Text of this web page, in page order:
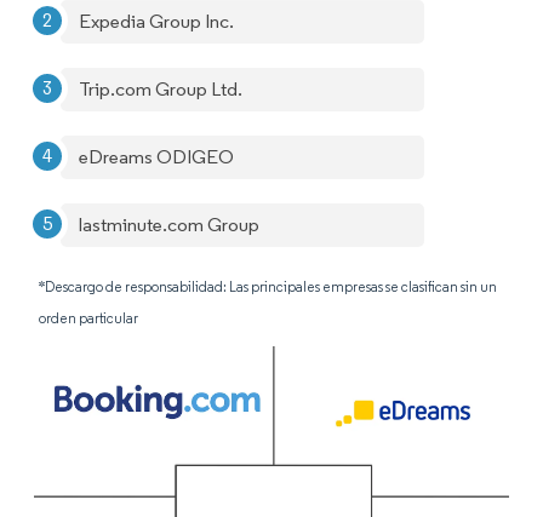
Expedia Group Inc.
Trip.com Group Ltd.
eDreams ODIGEO
lastminute.com Group
*Descargo de responsabilidad: Las principales empresas se clasifican sin un
orden particular